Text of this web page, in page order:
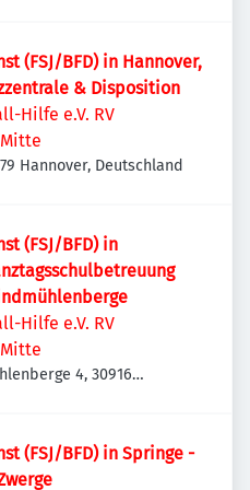
(FSJ/BFD) in Hannover,
& Disposition
Hilfe e.V. RV
Hannover, Deutschland
(FSJ/BFD) in
Hilfe e.V. RV
4, 30916
(FSJ/BFD) in Springe -